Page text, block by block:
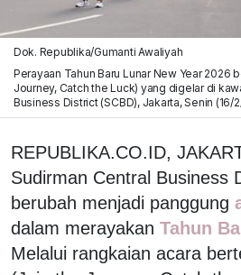
Dok. Republika/Gumanti Awaliyah
Perayaan Tahun Baru Lunar New Year 2026
Journey, Catch the Luck) yang digelar di
Business District (SCBD), Jakarta, Senin (16/
REPUBLIKA.CO.ID,
Sudirman Central Business
berubah menjadi panggung
dalam merayakan Tahun
Melalui rangkaian acara